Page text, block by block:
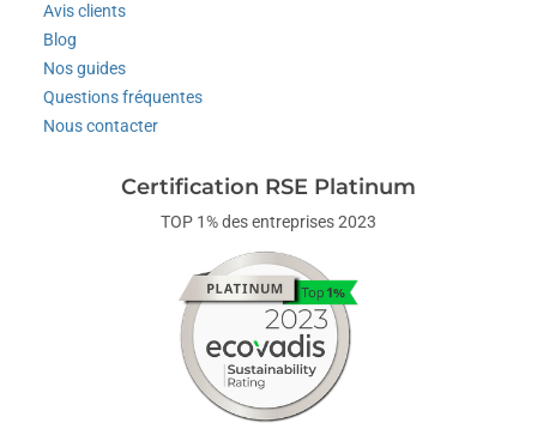
Avis clients
Blog
Nos guides
Questions fréquentes
Nous contacter
Certification RSE Platinum
TOP 1% des entreprises 2023